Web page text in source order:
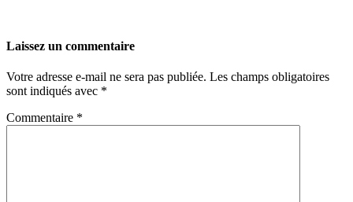
Laissez un commentaire
Votre adresse e-mail ne sera pas publiée. Les champs obligatoires
sont indiqués avec *
Commentaire *